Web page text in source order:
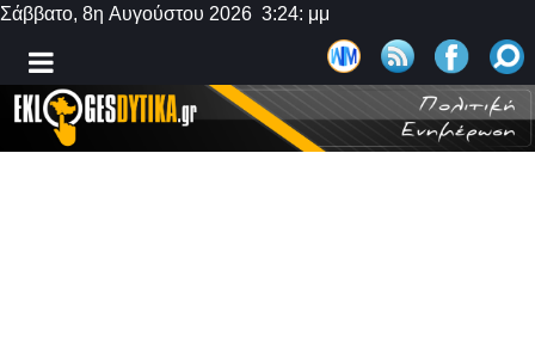
Σάββατο, 8η Αυγούστου 2026 3:24: μμ